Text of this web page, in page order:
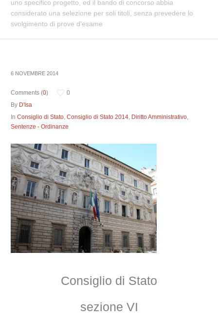
uno specifico progetto, ed il bando di concorso abbia
considerato una selezione per soli titoli, senza prevedere lo
svolgimento di prove d'esame
6 NOVEMBRE 2014
Comments (0)
0
By D'Isa
InConsiglio di Stato,Consiglio di Stato 2014, Diritto Amministrativo,
Sentenze - Ordinanze
Consiglio di Stato
sezione VI